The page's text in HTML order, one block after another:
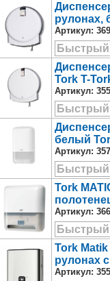
рулонах,
Артикул:
Tork T-
Артикул:
белый
Артикул:
Tork
Артикул:
Tork
рулонах
Артикул: